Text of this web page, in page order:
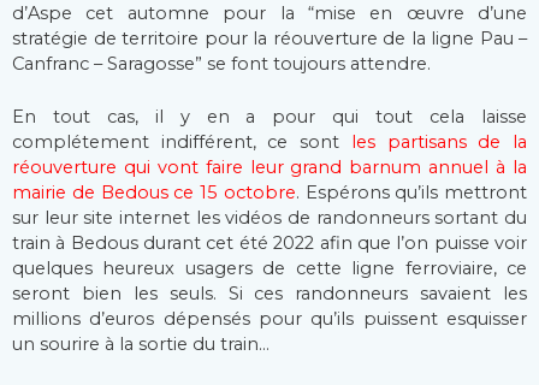
d’Aspe cet automne pour la “mise en œuvre d’une
stratégie de territoire pour la réouverture de la ligne Pau –
Canfranc – Saragosse” se font toujours attendre.
En tout cas, il y en a pour qui tout cela laisse
complétement indifférent, ce sont les partisans de la
réouverture qui vont faire leur grand barnum annuel à la
mairie de Bedous ce 15 octobre. Espérons qu’ils mettront
sur leur site internet les vidéos de randonneurs sortant du
train à Bedous durant cet été 2022 afin que l’on puisse voir
quelques heureux usagers de cette ligne ferroviaire, ce
seront bien les seuls. Si ces randonneurs savaient les
millions d’euros dépensés pour qu’ils puissent esquisser
un sourire à la sortie du train…